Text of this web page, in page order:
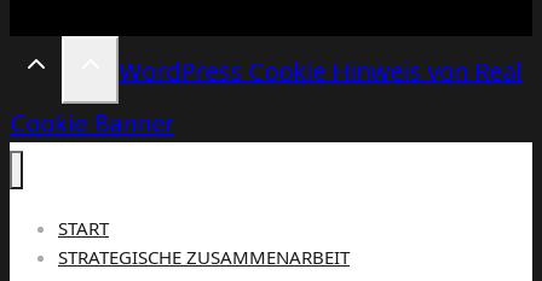
WordPress Cookie Hinweis von Real
Cookie Banner
START
STRATEGISCHE ZUSAMMENARBEIT